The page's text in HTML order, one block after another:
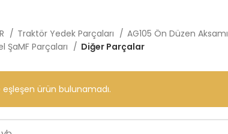
Traktör Yedek Parçaları AG105 Ön Düzen Aksamı
ŞaMF Parçaları
Diğer Parçalar
ürün bulunamadı.